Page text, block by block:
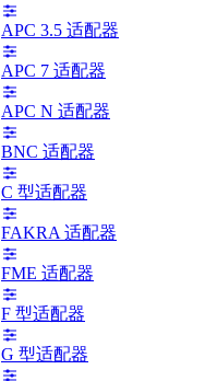
APC 3.5 适配器
APC 7 适配器
APC N 适配器
BNC 适配器
C 型适配器
FAKRA 适配器
FME 适配器
F 型适配器
G 型适配器